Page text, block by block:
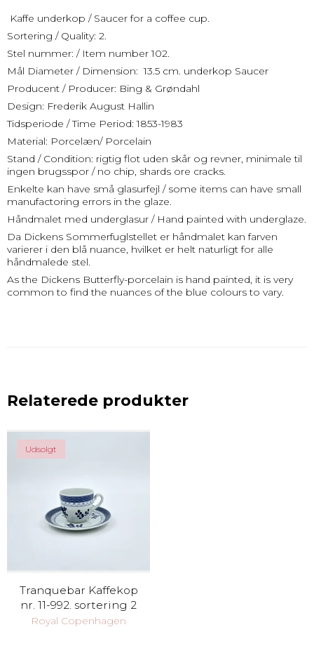
Kaffe underkop / Saucer for a coffee cup.
Sortering / Quality: 2.
Stel nummer: / Item number 102.
Mål Diameter / Dimension: 13.5 cm. underkop Saucer
Producent / Producer: Bing & Grøndahl
Design: Frederik August Hallin
Tidsperiode / Time Period: 1853-1983
Material: Porcelæn/ Porcelain
Stand / Condition: rigtig flot uden skår og revner, minimale til
ingen brugsspor / no chip, shards ore cracks.
Enkelte kan have små glasurfejl / some items can have small
manufactoring errors in the glaze.
Håndmalet med underglasur / Hand painted with underglaze.
Da Dickens Sommerfuglstellet er håndmalet kan farven
varierer i den blå nuance, hvilket er helt naturligt for alle
håndmalede stel.
As the Dickens Butterfly-porcelain is hand painted, it is very
common to find the nuances of the blue colours to vary.
Relaterede produkter
Udsolgt
Tranquebar Kaffekop
nr. 11-992. sortering 2
Royal Copenhagen